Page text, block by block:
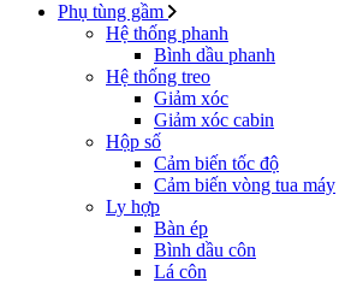
Phụ tùng gầm
Hệ thống phanh
Bình dầu phanh
Hệ thống treo
Giảm xóc
Giảm xóc cabin
Hộp số
Cảm biến tốc độ
Cảm biến vòng tua máy
Ly hợp
Bàn ép
Bình dầu côn
Lá côn